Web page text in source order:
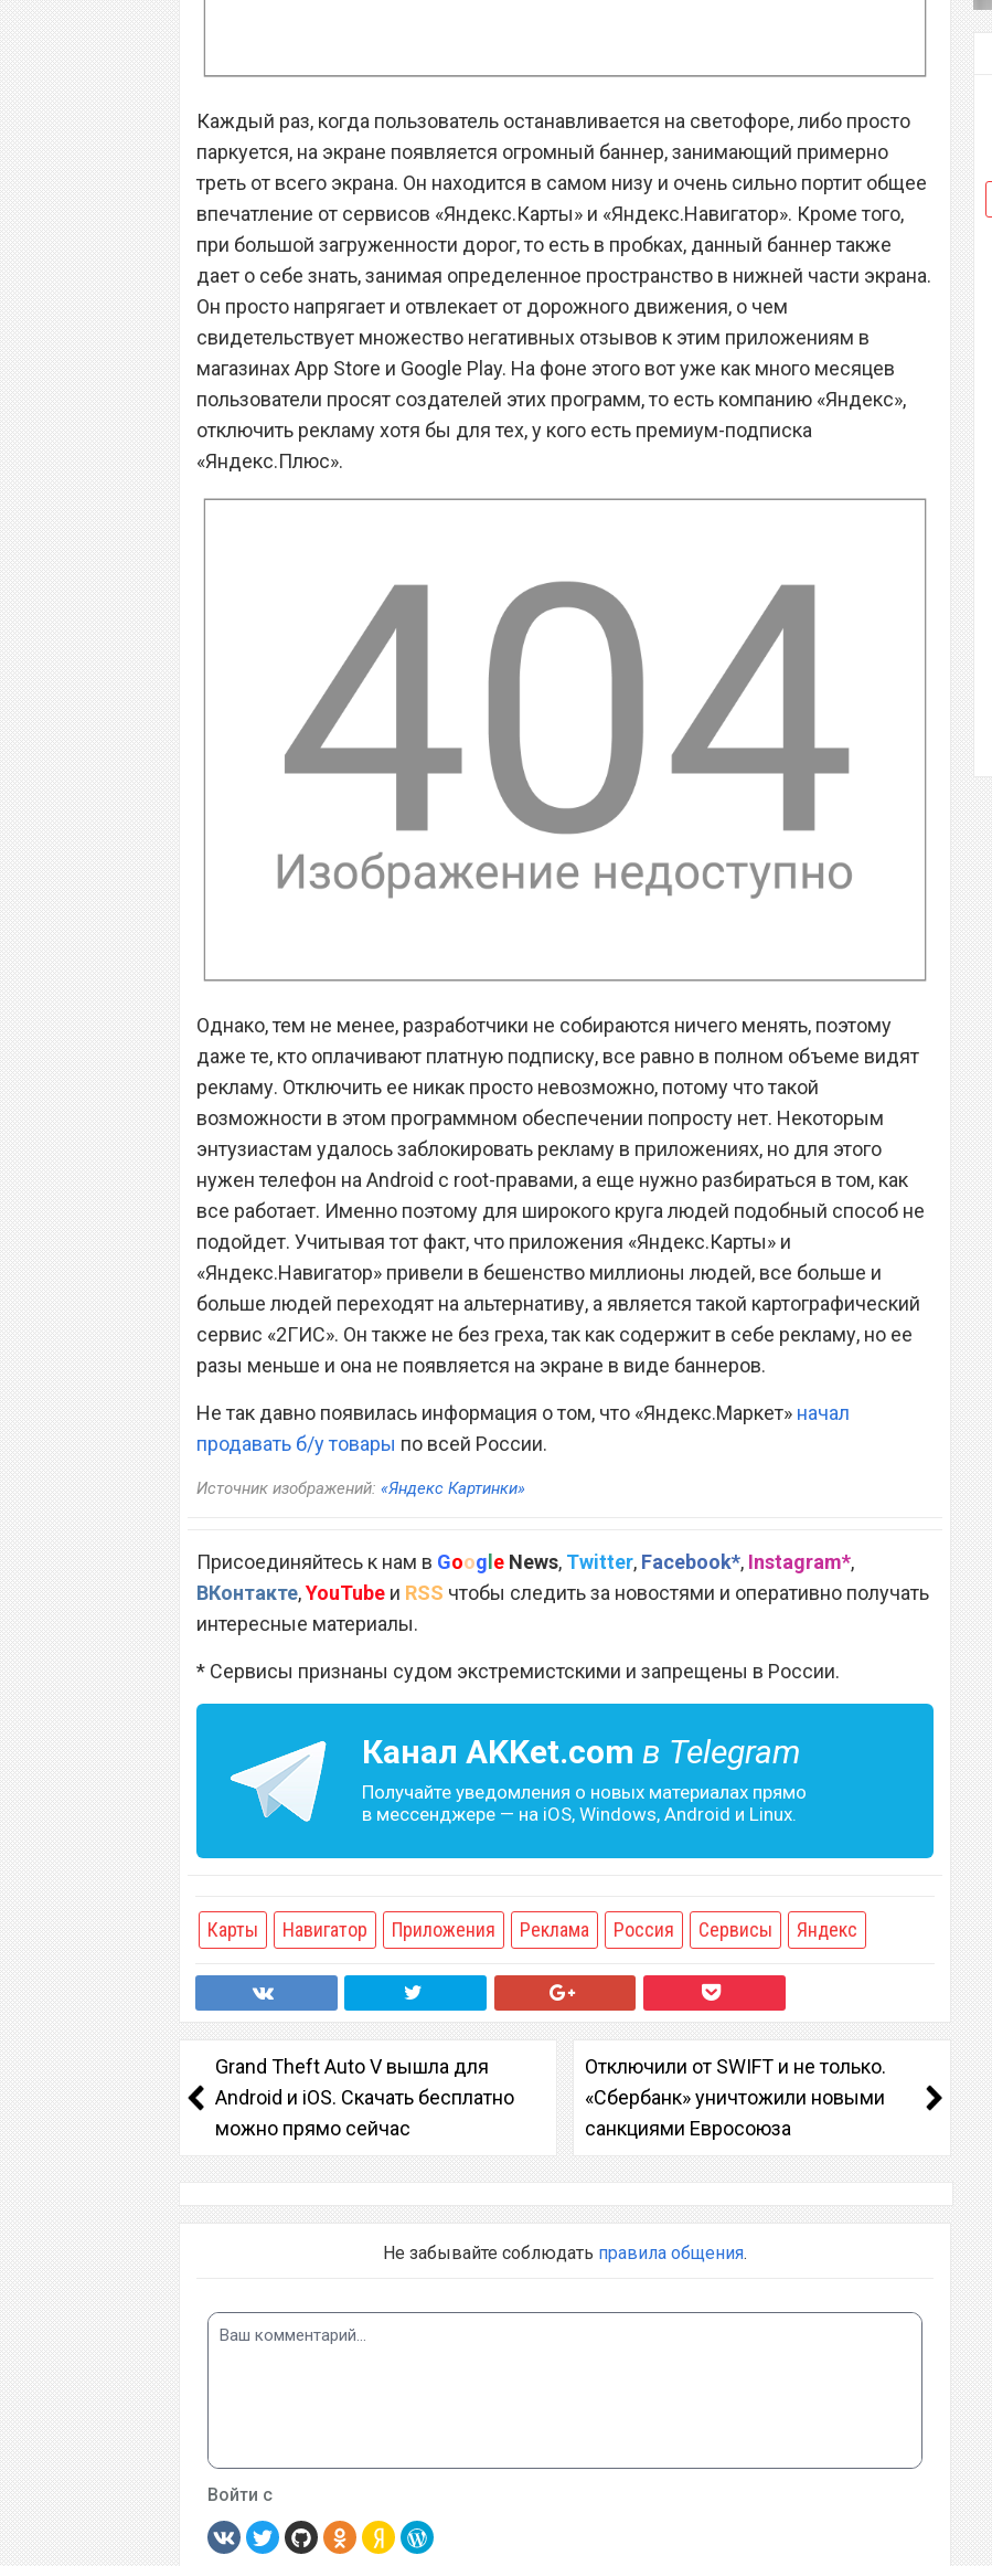
Каждый раз, когда пользователь останавливается на светофоре, либо просто
паркуется, на экране появляется огромный баннер, занимающий примерно
треть от всего экрана. Он находится в самом низу и очень сильно портит общее
впечатление от сервисов «Яндекс.Карты» и «Яндекс.Навигатор». Кроме того,
при большой загруженности дорог, то есть в пробках, данный баннер также
дает о себе знать, занимая определенное пространство в нижней части экрана.
Он просто напрягает и отвлекает от дорожного движения, о чем
свидетельствует множество негативных отзывов к этим приложениям в
магазинах App Store и Google Play. На фоне этого вот уже как много месяцев
пользователи просят создателей этих программ, то есть компанию «Яндекс»,
отключить рекламу хотя бы для тех, у кого есть премиум-подписка
«Яндекс.Плюс».
Однако, тем не менее, разработчики не собираются ничего менять, поэтому
даже те, кто оплачивают платную подписку, все равно в полном объеме видят
рекламу. Отключить ее никак просто невозможно, потому что такой
возможности в этом программном обеспечении попросту нет. Некоторым
энтузиастам удалось заблокировать рекламу в приложениях, но для этого
нужен телефон на Android с root-правами, а еще нужно разбираться в том, как
все работает. Именно поэтому для широкого круга людей подобный способ не
подойдет. Учитывая тот факт, что приложения «Яндекс.Карты» и
«Яндекс.Навигатор» привели в бешенство миллионы людей, все больше и
больше людей переходят на альтернативу, а является такой картографический
сервис «2ГИС». Он также не без греха, так как содержит в себе рекламу, но ее
разы меньше и она не появляется на экране в виде баннеров.
Не так давно появилась информация о том, что «Яндекс.Маркет» начал
продавать б/у товары по всей России.
Источник изображений: «Яндекс Картинки»
Присоединяйтесь к нам в Google News, Twitter, Facebook*, Instagram*,
ВКонтакте,YouTube и RSS чтобы следить за новостями и оперативно получать
интересные материалы.
* Сервисы признаны судом экстремистскими и запрещены в России.
Канал AKKet.com в Telegram
Получайте уведомления о новых материалах прямо
в мессенджере — на iOS, Windows, Android и Linux.
Карты Навигатор Приложения Реклама Россия Сервисы Яндекс
Grand Theft Auto V вышла для
Android и iOS. Скачать бесплатно
можно прямо сейчас
Отключили от SWIFT и не только.
«Сбербанк» уничтожили новыми
санкциями Евросоюза
Не забывайте соблюдать правила общения.
Войти с